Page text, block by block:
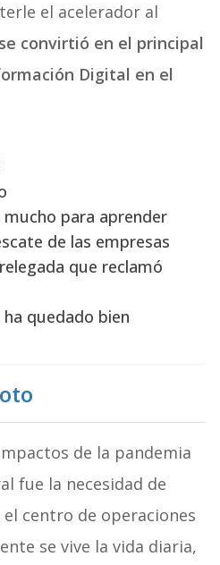
el acelerador al
convirtió en el principal
Digital en el
para aprender
de las empresas
que reclamó
ha quedado bien
de la pandemia
fue la necesidad de
centro de operaciones
se vive la vida diaria,